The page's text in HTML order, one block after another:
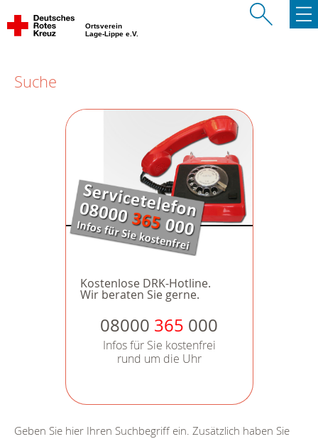
Ortsverein
Lage-Lippe e.V.
Suche
Kostenlose DRK-Hotline.
Wir beraten Sie gerne.
08000 365 000
Infos für Sie kostenfrei
rund um die Uhr
Geben Sie hier Ihren Suchbegriff ein. Zusätzlich haben Sie